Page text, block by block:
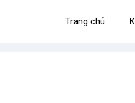
Trang chủ